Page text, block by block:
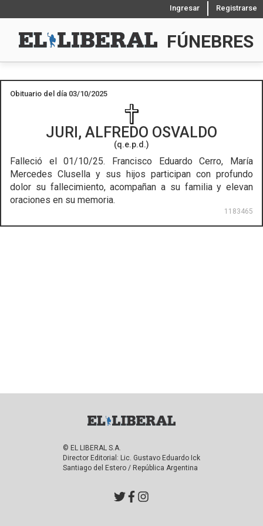
Ingresar Registrarse
FÚNEBRES
Obituario del día 03/10/2025
JURI, ALFREDO OSVALDO
(q.e.p.d.)
Falleció el 01/10/25. Francisco Eduardo Cerro, María
Mercedes Clusella y sus hijos participan con profundo
dolor su fallecimiento, acompañan a su familia y elevan
oraciones en su memoria.
1183465
© EL LIBERAL S.A.
Director Editorial: Lic. Gustavo Eduardo Ick
Santiago del Estero / República Argentina